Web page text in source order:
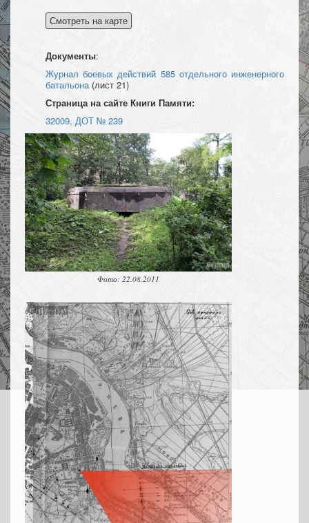
Документы:
Журнал боевых действий 585 отдельного инженерного
батальона(лист 21)
Страница на сайте Книги Памяти:
32009, ДОТ № 239
Фото: 22.08.2011